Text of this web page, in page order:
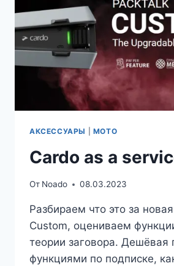
АКСЕССУАРЫ МОТО
Cardo as a
От Noado 08.03.2023
Разбираем что это за
Custom, оцениваем
теории заговора. Дешёвая
функциями по подписке,